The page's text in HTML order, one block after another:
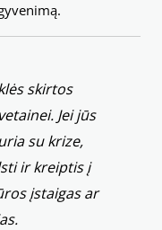
skirtos
Jei jūs
su krize,
ir kreiptis į
įstaigas ar